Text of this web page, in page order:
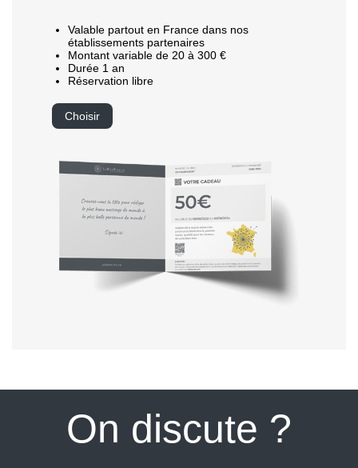
Valable partout en France dans nos
établissements partenaires
Montant variable de 20 à 300 €
Durée 1 an
Réservation libre
Choisir
On discute ?